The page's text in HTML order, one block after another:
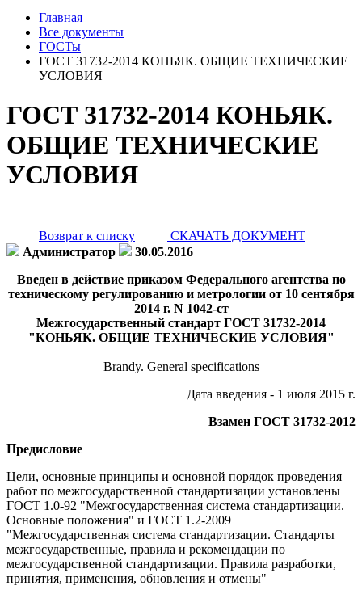
Главная
Все документы
ГОСТы
ГОСТ 31732-2014 КОНЬЯК. ОБЩИЕ ТЕХНИЧЕСКИЕ
УСЛОВИЯ
ГОСТ 31732-2014 КОНЬЯК.
ОБЩИЕ ТЕХНИЧЕСКИЕ
УСЛОВИЯ
Возврат к списку
СКАЧАТЬ ДОКУМЕНТ
Администратор
30.05.2016
Введен в действие приказом Федерального агентства по
техническому регулированию и метрологии от 10 сентября
2014 г. N 1042-ст
Межгосударственный стандарт ГОСТ 31732-2014
"КОНЬЯК. ОБЩИЕ ТЕХНИЧЕСКИЕ УСЛОВИЯ"
Brandy. General specifications
Дата введения - 1 июля 2015 г.
Взамен ГОСТ 31732-2012
Предисловие
Цели, основные принципы и основной порядок проведения
работ по межгосударственной стандартизации установлены
ГОСТ 1.0-92 "Межгосударственная система стандартизации.
Основные положения" и ГОСТ 1.2-2009
"Межгосударственная система стандартизации. Стандарты
межгосударственные, правила и рекомендации по
межгосударственной стандартизации. Правила разработки,
принятия, применения, обновления и отмены"